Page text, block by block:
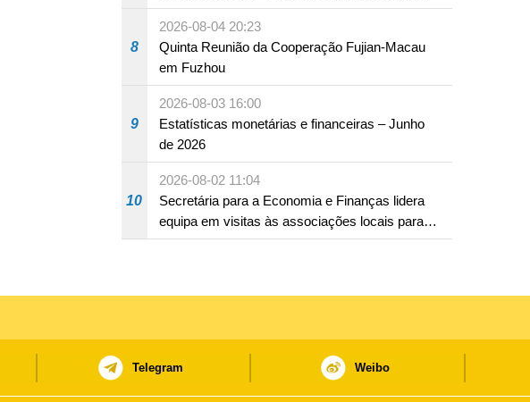
8
2026-08-04 20:23
Quinta Reunião da Cooperação Fujian-Macau
em Fuzhou
9
2026-08-03 16:00
Estatísticas monetárias e financeiras – Junho
de 2026
10
2026-08-02 11:04
Secretária para a Economia e Finanças lidera
equipa em visitas às associações locais para
consolidar consensos e promover os trabalhos
Telegram Weibo